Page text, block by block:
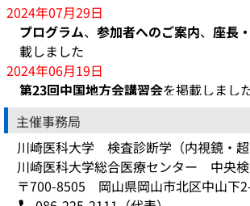
2024年07月29日
プログラム、 参加者へのご案内、 座長
載しました
2024年06月19日
第23回中国地方会講習会を掲載しまし
2024年06月10日
参加登録を掲載しました
2024年06月05日
演題募集を締め切りました
2024年05月29日
主催事務局
川崎医科大学 検査診断学（内視鏡・超
川崎医科大学総合医療センター 中央
〒700-8505 岡山県岡山市北区中山下